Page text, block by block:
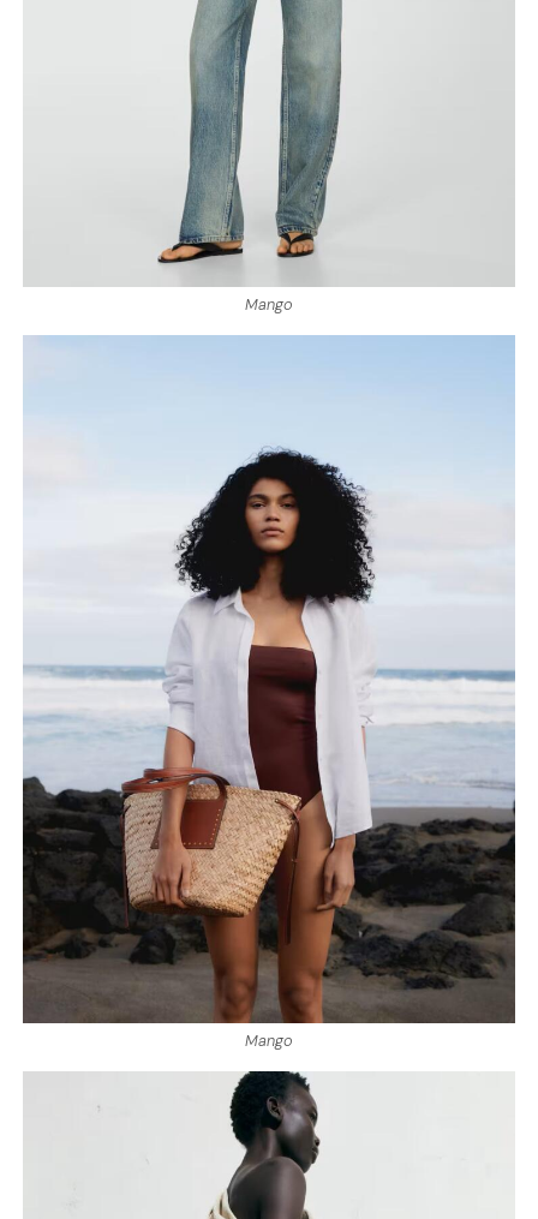
Mango
Mango